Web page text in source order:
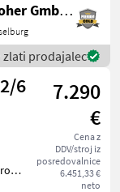
Anton Roher GmbH (ACA Center Roher)
zlati prodajalec
6
7.290
€
Cena z
DDV/stroj iz
posredovalnice
6.451,33 €
neto